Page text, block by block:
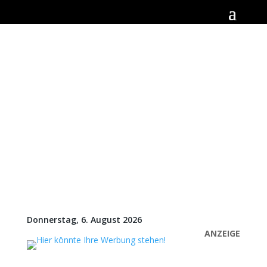
Donnerstag, 6. August 2026
ANZEIGE